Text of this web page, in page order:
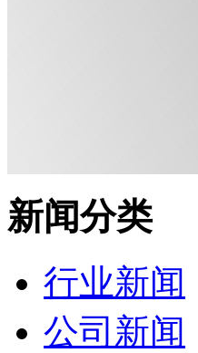
新闻分类
行业新闻
公司新闻